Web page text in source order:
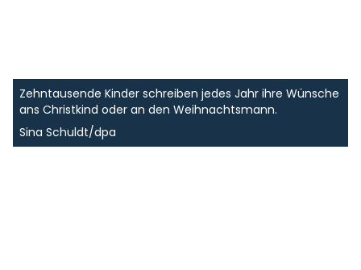
Zehntausende Kinder schreiben jedes Jahr ihre Wünsche
ans Christkind oder an den Weihnachtsmann.
Sina Schuldt/dpa